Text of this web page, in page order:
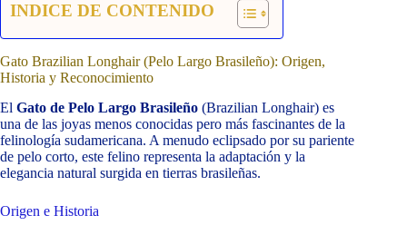
INDICE DE CONTENIDO
Gato Brazilian Longhair (Pelo Largo Brasileño): Origen,
Historia y Reconocimiento
El Gato de Pelo Largo Brasileño (Brazilian Longhair) es
una de las joyas menos conocidas pero más fascinantes de la
felinología sudamericana. A menudo eclipsado por su pariente
de pelo corto, este felino representa la adaptación y la
elegancia natural surgida en tierras brasileñas.
Origen e Historia